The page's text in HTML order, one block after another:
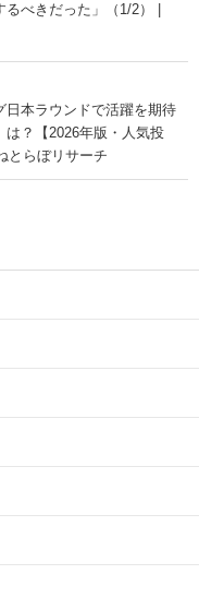
べきだった」（1/2） |
日本ラウンドで活躍を期待
は？【2026年版・人気投
とらぼリサーチ